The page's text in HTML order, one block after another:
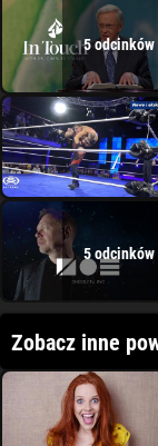
5 odcinków
5 odcinków
Zobacz inne